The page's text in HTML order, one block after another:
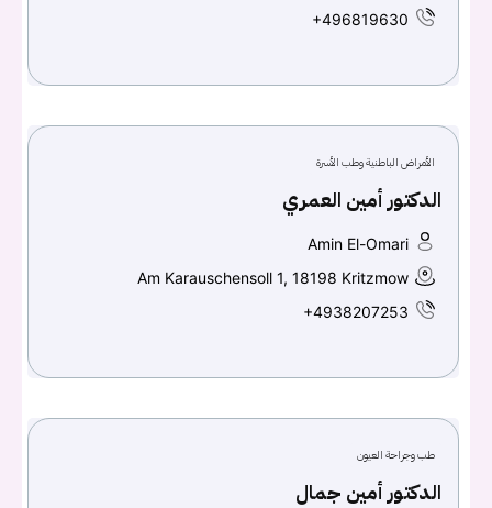
+496819630
الأمراض الباطنية وطب الأسرة
الدكتور أمين العمري
Amin El-Omari
Am Karauschensoll 1, 18198 Kritzmow
+4938207253
طب وجراحة العيون
الدكتور أمين جمال